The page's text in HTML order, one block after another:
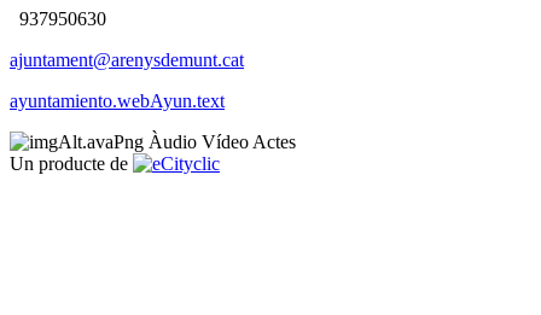
937950630
ajuntament@arenysdemunt.cat
ayuntamiento.webAyun.text
Àudio Vídeo Actes
Un producte de